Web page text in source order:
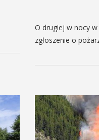
O drugiej w nocy w
zgłoszenie o